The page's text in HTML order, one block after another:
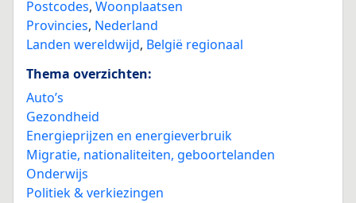
Postcodes, Woonplaatsen
Provincies, Nederland
Landen wereldwijd, België regionaal
Thema overzichten:
Auto’s
Gezondheid
Energieprijzen en energieverbruik
Migratie, nationaliteiten, geboortelanden
Onderwijs
Politiek & verkiezingen